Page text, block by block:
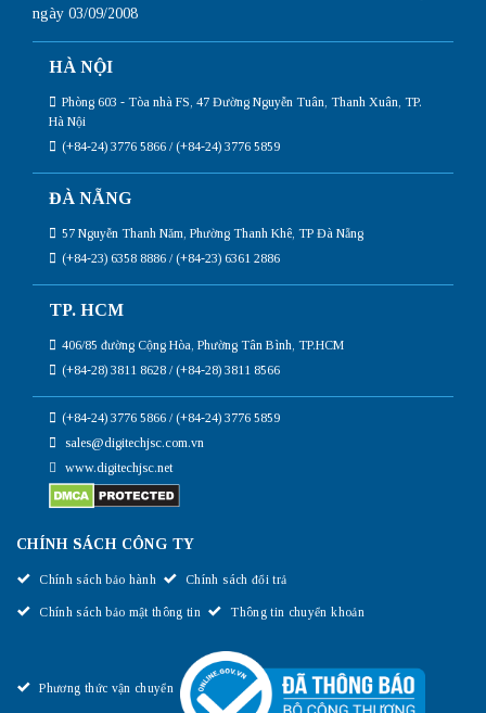
ngày 03/09/2008
HÀ NỘI
Phòng 603 - Tòa nhà FS, 47 Đường Nguyễn Tuân, Thanh Xuân, TP.
Hà Nội
(+84-24) 3776 5866 / (+84-24) 3776 5859
ĐÀ NẴNG
57 Nguyễn Thanh Năm, Phường Thanh Khê, TP Đà Nẵng
(+84-23) 6358 8886 / (+84-23) 6361 2886
TP. HCM
406/85 đường Cộng Hòa, Phường Tân Bình, TP.HCM
(+84-28) 3811 8628 / (+84-28) 3811 8566
(+84-24) 3776 5866 / (+84-24) 3776 5859
sales@digitechjsc.com.vn
www.digitechjsc.net
CHÍNH SÁCH CÔNG TY
Chính sách bảo hành Chính sách đổi trả
Chính sách bảo mật thông tin Thông tin chuyển khoản
Phương thức vận chuyển